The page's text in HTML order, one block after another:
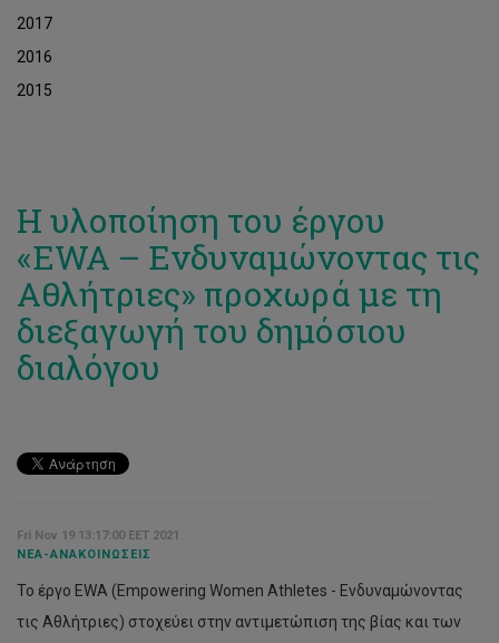
2017
2016
2015
Η υλοποίηση του έργου
«EWA – Ενδυναμώνοντας τις
Αθλήτριες» προχωρά με τη
διεξαγωγή του δημόσιου
διαλόγου
Fri Nov 19 13:17:00 EET 2021
ΝΈΑ-ΑΝΑΚΟΙΝΏΣΕΙΣ
Το έργο EWA (Empowering Women Athletes - Ενδυναμώνοντας
τις Αθλήτριες) στοχεύει στην αντιμετώπιση της βίας και των